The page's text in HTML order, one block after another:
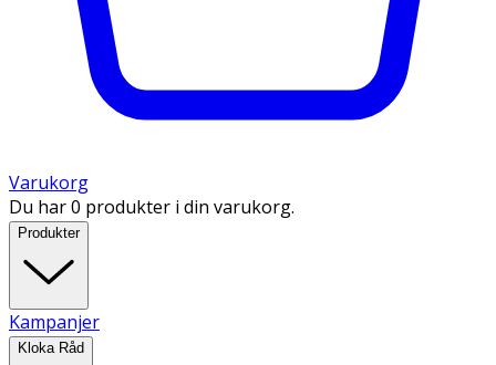
Varukorg
Du har 0 produkter i din varukorg.
Produkter
Kampanjer
Kloka Råd